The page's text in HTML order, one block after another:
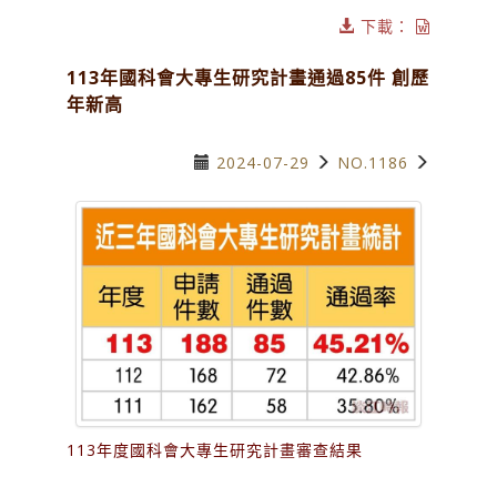
下載：
113年國科會大專生研究計畫通過85件 創歷
年新高
2024-07-29 NO.1186
113年度國科會大專生研究計畫審查結果